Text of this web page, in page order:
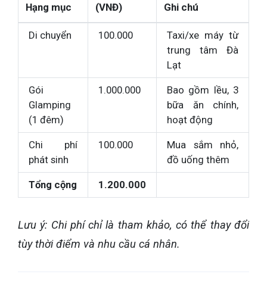
Hạng mục
(VNĐ)
Ghi chú
Di chuyển 100.000
Taxi/xe máy từ
trung tâm Đà
Lạt
Gói
Glamping
(1 đêm)
1.000.000
Bao gồm lều, 3
bữa ăn chính,
hoạt động
Chi phí
phát sinh
100.000
Mua sắm nhỏ,
đồ uống thêm
Tổng cộng 1.200.000
Lưu ý: Chi phí chỉ là tham khảo, có thể thay đổi
tùy thời điểm và nhu cầu cá nhân.